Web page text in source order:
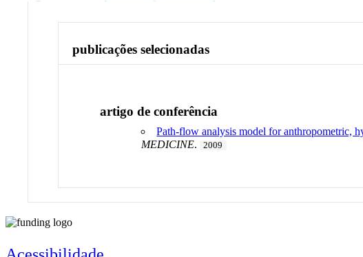
publicações selecionadas
artigo de conferência
Path-flow analysis model for anthropometric,
MEDICINE. 2009